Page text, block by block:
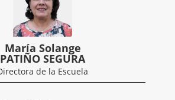
María Solange
PATIÑO SEGURA
de la Escuela